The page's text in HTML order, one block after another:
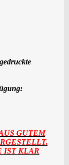
GUTEM
IST KLAR